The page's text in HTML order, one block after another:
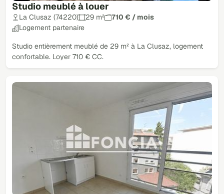
Studio meublé à louer
La Clusaz (74220) 29 m²
710 € / mois
Logement partenaire
Studio entièrement meublé de 29 m² à La Clusaz, logement
confortable. Loyer 710 € CC.